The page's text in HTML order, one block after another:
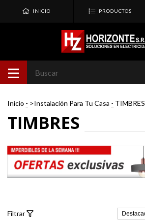
INICIO PRODUCTOS
Inicio - >Instalación Para Tu Casa - TIMBRES
TIMBRES
Filtrar